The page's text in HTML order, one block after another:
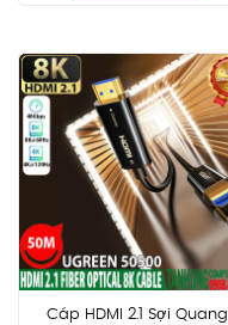
Cáp HDMI 2.1 Sợi Quang